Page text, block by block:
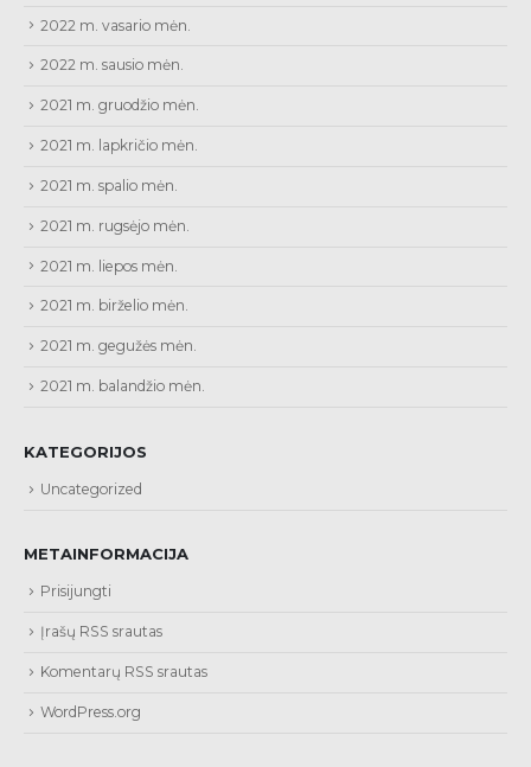
2022 m. vasario mėn.
2022 m. sausio mėn.
2021 m. gruodžio mėn.
2021 m. lapkričio mėn.
2021 m. spalio mėn.
2021 m. rugsėjo mėn.
2021 m. liepos mėn.
2021 m. birželio mėn.
2021 m. gegužės mėn.
2021 m. balandžio mėn.
KATEGORIJOS
Uncategorized
METAINFORMACIJA
Prisijungti
Įrašų RSS srautas
Komentarų RSS srautas
WordPress.org